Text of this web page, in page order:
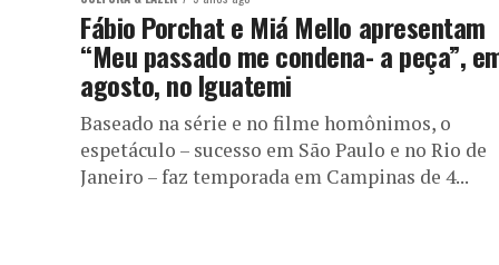
Fábio Porchat e Miá Mello apresentam
“Meu passado me condena- a peça”,
agosto, no Iguatemi
Baseado na série e no filme homônimos, o
espetáculo – sucesso em São Paulo e no Rio de
Janeiro – faz temporada em Campinas de 4...